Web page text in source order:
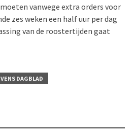
vanwege extra orders voor
zes weken een half uur per dag
van de roostertijden gaat
DAGBLAD